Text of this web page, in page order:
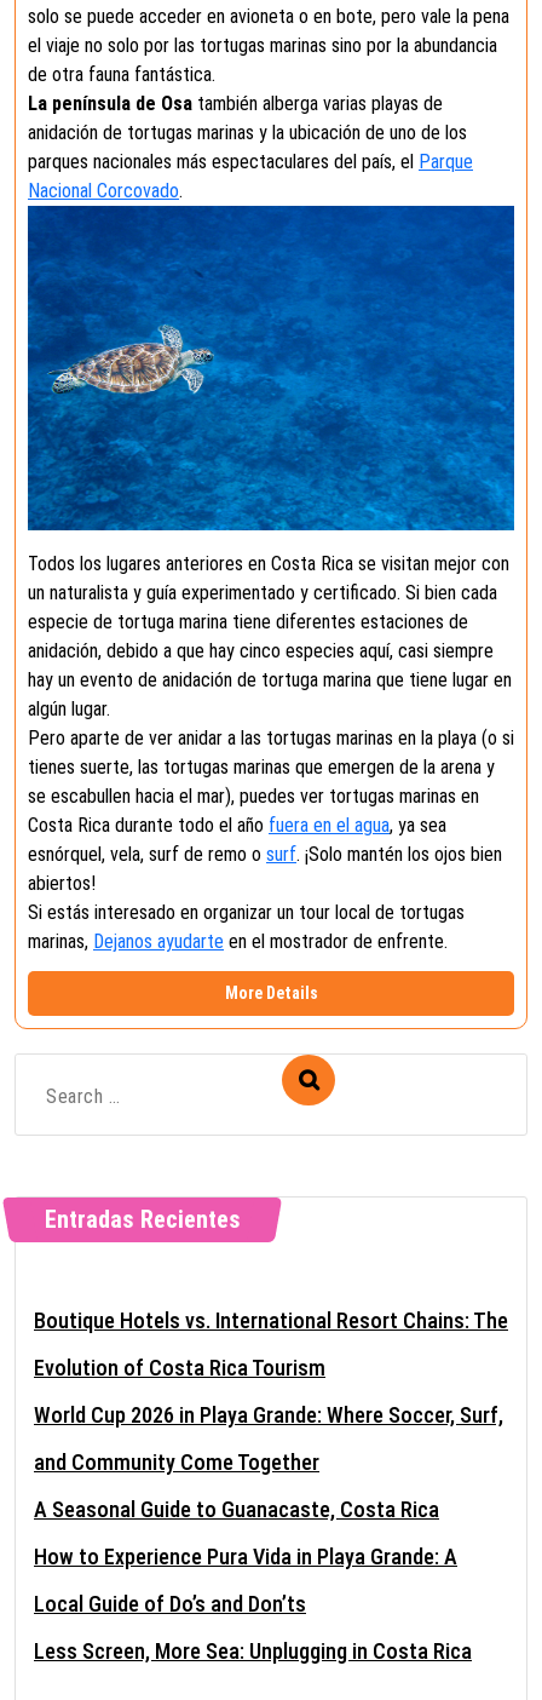
solo se puede acceder en avioneta o en bote, pero vale la pena
el viaje no solo por las tortugas marinas sino por la abundancia
de otra fauna fantástica.
La península de Osa también alberga varias playas de
anidación de tortugas marinas y la ubicación de uno de los
parques nacionales más espectaculares del país, el Parque
Nacional Corcovado.
Todos los lugares anteriores en Costa Rica se visitan mejor con
un naturalista y guía experimentado y certificado. Si bien cada
especie de tortuga marina tiene diferentes estaciones de
anidación, debido a que hay cinco especies aquí, casi siempre
hay un evento de anidación de tortuga marina que tiene lugar en
algún lugar.
Pero aparte de ver anidar a las tortugas marinas en la playa (o si
tienes suerte, las tortugas marinas que emergen de la arena y
se escabullen hacia el mar), puedes ver tortugas marinas en
Costa Rica durante todo el año fuera en el agua, ya sea
esnórquel, vela, surf de remo o surf. ¡Solo mantén los ojos bien
abiertos!
Si estás interesado en organizar un tour local de tortugas
marinas, Dejanos ayudarte en el mostrador de enfrente.
More Details
Entradas Recientes
Boutique Hotels vs. International Resort Chains: The
Evolution of Costa Rica Tourism
World Cup 2026 in Playa Grande: Where Soccer, Surf,
and Community Come Together
A Seasonal Guide to Guanacaste, Costa Rica
How to Experience Pura Vida in Playa Grande: A
Local Guide of Do’s and Don’ts
Less Screen, More Sea: Unplugging in Costa Rica